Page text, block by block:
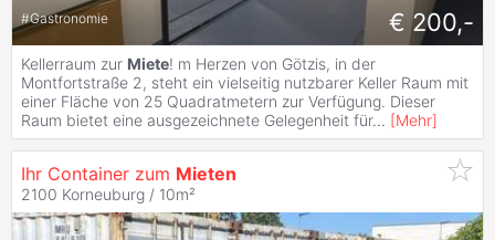
#Gastronomie € 200,-
Kellerraum zur Miete! m Herzen von Götzis, in der
Montfortstraße 2, steht ein vielseitig nutzbarer Keller Raum mit
einer Fläche von 25 Quadratmetern zur Verfügung. Dieser
Raum bietet eine ausgezeichnete Gelegenheit für... [Mehr]
Ihr Container zum Mieten
2100 Korneuburg / 10m²